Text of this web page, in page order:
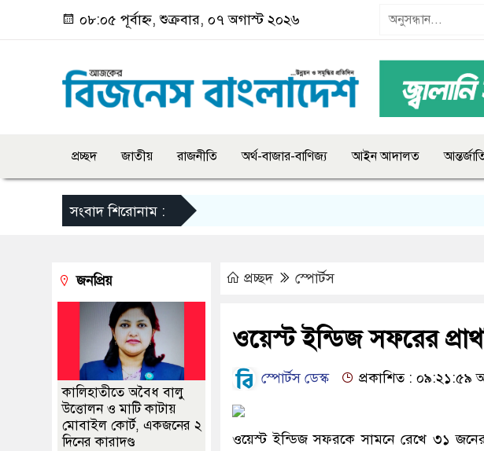
০৮:০৫ পূর্বাহ্ন, শুক্রবার, ০৭ অগাস্ট ২০২৬
প্রচ্ছদ জাতীয় রাজনীতি অর্থ-বাজার-বাণিজ্য আইন আদালত
সংবাদ শিরোনাম :
প্রচ্ছদ স্পোর্টস
ওয়েস্ট ইন্ডিজ সফরের
স্পোর্টস ডেস্ক প্রকাশিত : ০৯:২১:৫৯
ওয়েস্ট ইন্ডিজ সফরকে সামনে রেখে ৩১
জনপ্রিয়
কালিহাতীতে অবৈধ বালু
উত্তোলন ও মাটি কাটায়
মোবাইল কোর্ট, একজনের ২
দিনের কারাদণ্ড